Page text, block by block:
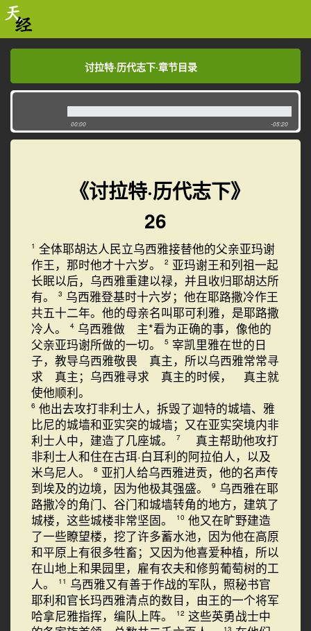
讨拉特·历代志下·章节目录
讨拉特·历代志下·章节目录
00:00 -05:20
《讨拉特·历代志下》
26
1 全体耶胡达人民立乌西雅接替他的父亲亚玛谢
作王，那时他才十六岁。
2 亚玛谢王和列祖一起
长眠以后，乌西雅重建以禄，并且收归耶胡达所
有。
3 乌西雅登基时十六岁；他在耶路撒冷作王
共五十二年。他的母亲名叫耶可利雅，是耶路撒
冷人。
4 乌西雅做 主*看为正确的事，像他的
父亲亚玛谢所做的一切。
5 宰凯里雅在世的日
子，教导乌西雅敬畏 真主，所以乌西雅常常寻
求 真主；乌西雅寻求 真主的时候， 真主就
使他顺利。
6 他出去攻打非利士人，拆毁了迦特的城墙、雅
比尼的城墙和亚实突的城墙；又在亚实突境内非
利士人中，建造了几座城。
7
真主帮助他攻打
非利士人和住在古珥·白耳利的阿拉伯人，以及
米乌尼人。
8 亚扪人给乌西雅进贡，他的名声传
到埃及的边境，因为他极其强盛。
9 乌西雅在耶
路撒冷的角门、谷门和城墙转角的地方，建筑了
城楼，这些城楼非常坚固。
10 他又在旷野建造
了一些瞭望楼，挖了许多蓄水池，因为他在高原
和平原上有很多牲畜；又因为他喜爱种植，所以
在山地上和果园里，雇有农夫和修剪葡萄树的工
人。
11 乌西雅又有善于作战的军队，照秘书官
耶利和官长玛西雅清点的数目，由王的一个将军
哈拿尼雅指挥，编队上阵。
12 这些英勇战士中
13